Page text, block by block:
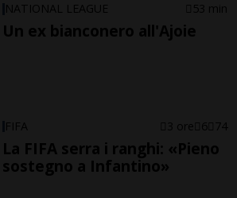
NATIONAL LEAGUE 53 min
Un ex bianconero all'Ajoie
FIFA 3 ore 6 74
La FIFA serra i ranghi: «Pieno
sostegno a Infantino»